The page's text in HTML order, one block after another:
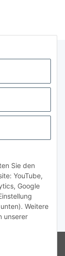
Sie den
YouTube,
Google
Weitere
unserer